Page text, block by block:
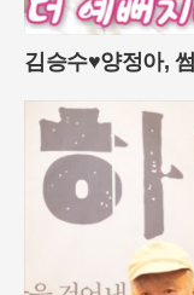
김승수♥양정아,